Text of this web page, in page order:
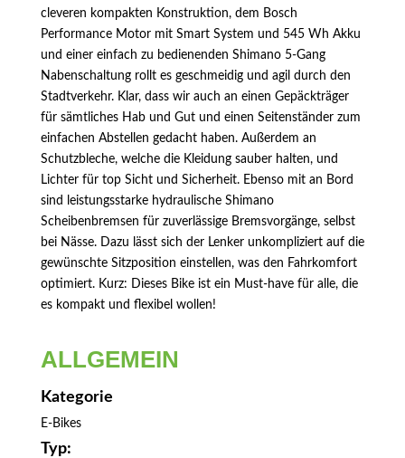
cleveren kompakten Konstruktion, dem Bosch
Performance Motor mit Smart System und 545 Wh Akku
und einer einfach zu bedienenden Shimano 5-Gang
Nabenschaltung rollt es geschmeidig und agil durch den
Stadtverkehr. Klar, dass wir auch an einen Gepäckträger
für sämtliches Hab und Gut und einen Seitenständer zum
einfachen Abstellen gedacht haben. Außerdem an
Schutzbleche, welche die Kleidung sauber halten, und
Lichter für top Sicht und Sicherheit. Ebenso mit an Bord
sind leistungsstarke hydraulische Shimano
Scheibenbremsen für zuverlässige Bremsvorgänge, selbst
bei Nässe. Dazu lässt sich der Lenker unkompliziert auf die
gewünschte Sitzposition einstellen, was den Fahrkomfort
optimiert. Kurz: Dieses Bike ist ein Must-have für alle, die
es kompakt und flexibel wollen!
ALLGEMEIN
Kategorie
E-Bikes
Typ: